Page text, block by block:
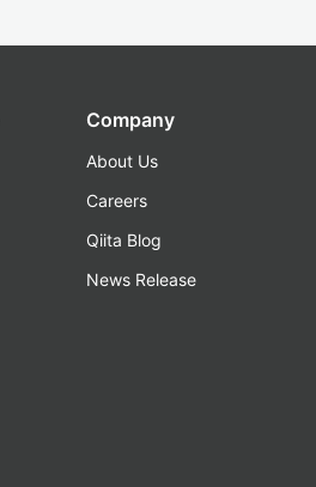
Company
About Us
Careers
Qiita Blog
News Release